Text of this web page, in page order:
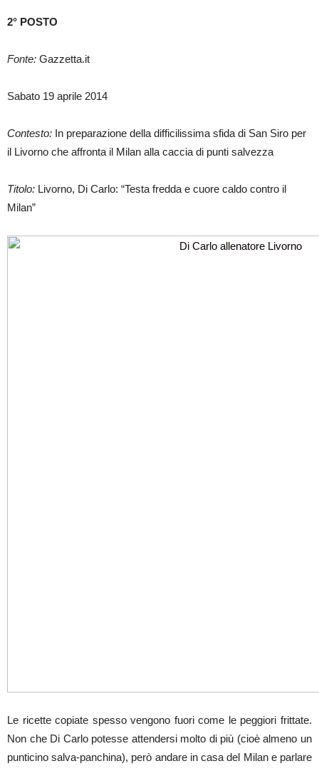
2° POSTO
Fonte: Gazzetta.it
Sabato 19 aprile 2014
Contesto: In preparazione della difficilissima sfida di San Siro per
il Livorno che affronta il Milan alla caccia di punti salvezza
Titolo: Livorno, Di Carlo: “Testa fredda e cuore caldo contro il
Milan”
Le ricette copiate spesso vengono fuori come le peggiori frittate.
Non che Di Carlo potesse attendersi molto di più (cioè almeno un
punticino salva-panchina), però andare in casa del Milan e parlare